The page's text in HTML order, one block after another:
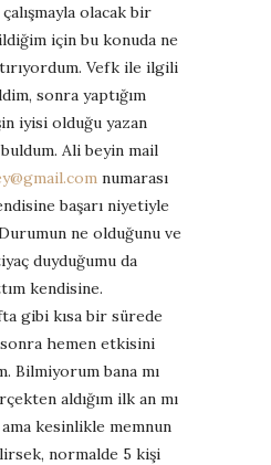
olacak bir
için bu konuda ne
Vefk ile ilgili
sonra yaptığım
iyisi olduğu yazan
Ali beyin mail
numarası
başarı niyetiyle
ne olduğunu ve
duyduğumu da
kendisine.
gibi kısa bir sürede
hemen etkisini
Bilmiyorum bana mı
aldığım ilk an mı
kesinlikle memnun
normalde 5 kişi